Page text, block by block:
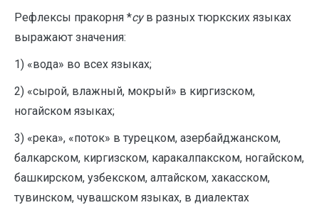
Рефлексы пракорня *сув разных тюркских языках
выражают значения:
1) «вода» во всех языках;
2) «сырой, влажный, мокрый» в киргизском,
ногайском языках;
3) «река», «поток» в турецком, азербайджанском,
балкарском, киргизском, каракалпакском, ногайском,
башкирском, узбекском, алтайском, хакасском,
тувинском, чувашском языках, в диалектах